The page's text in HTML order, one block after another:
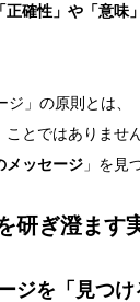
正確性」や「意味
ジ」の原則とは
ことではありませ
メッセージ 」を見
研ぎ澄ます
ジを「見つ